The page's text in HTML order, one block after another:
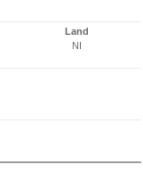
Land
NI